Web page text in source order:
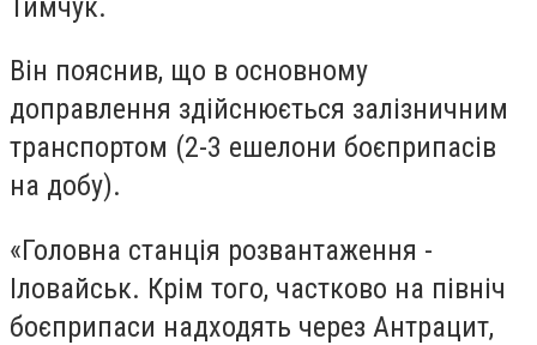
Він пояснив, що в основному
доправлення здійснюється залізничним
транспортом (2-3 ешелони боєприпасів
на добу).
«Головна станція розвантаження -
Іловайськ. Крім того, частково на північ
боєприпаси надходять через Антрацит,